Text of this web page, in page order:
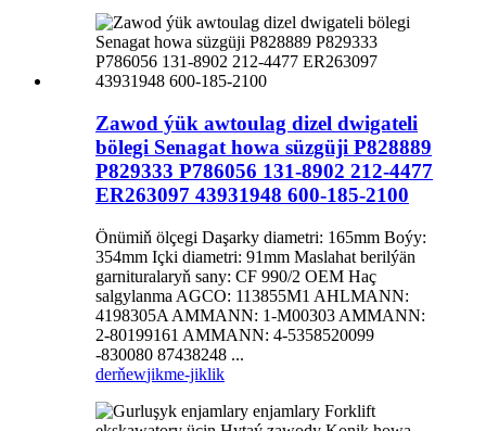
Zawod ýük awtoulag dizel dwigateli
bölegi Senagat howa süzgüji P828889
P829333 P786056 131-8902 212-4477
ER263097 43931948 600-185-2100
Önümiň ölçegi Daşarky diametri: 165mm Boýy:
354mm Içki diametri: 91mm Maslahat berilýän
garnituralaryň sany: CF 990/2 OEM Haç
salgylanma AGCO: 113855M1 AHLMANN:
4198305A AMMANN: 1-M00303 AMMANN:
2-80199161 AMMANN: 4-5358520099
-830080 87438248 ...
derňewjikme-jiklik